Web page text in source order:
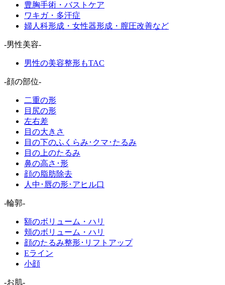
豊胸手術・バストケア
ワキガ・多汗症
婦人科形成・女性器形成・膣圧改善など
-男性美容-
男性の美容整形もTAC
-顔の部位-
二重の形
目尻の形
左右差
目の大きさ
目の下のふくらみ･クマ･たるみ
目の上のたるみ
鼻の高さ･形
顔の脂肪除去
人中･唇の形･アヒル口
-輪郭-
額のボリューム・ハリ
頬のボリューム・ハリ
顔のたるみ整形･リフトアップ
Eライン
小顔
-お肌-